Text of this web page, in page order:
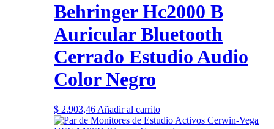
Behringer Hc2000 B
Auricular Bluetooth
Cerrado Estudio Audio
Color Negro
$ 2.903,46 Añadir al carrito